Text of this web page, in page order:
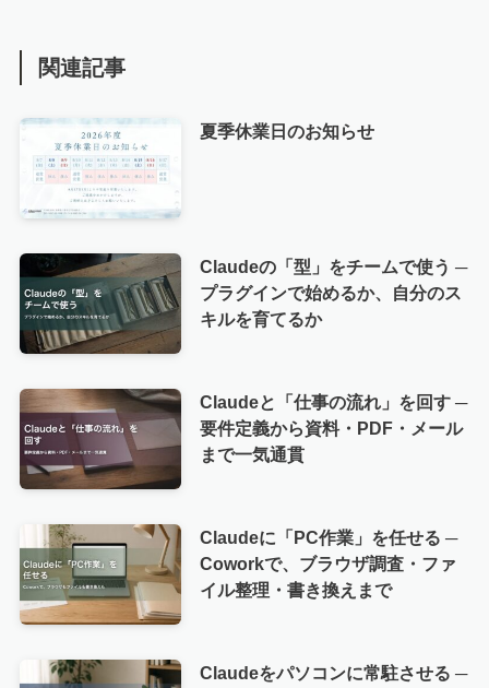
関連記事
夏季休業日のお知らせ
Claudeの「型」をチームで使う ─
プラグインで始めるか、自分のス
キルを育てるか
Claudeと「仕事の流れ」を回す ─
要件定義から資料・PDF・メール
まで一気通貫
Claudeに「PC作業」を任せる ─
Coworkで、ブラウザ調査・ファ
イル整理・書き換えまで
Claudeをパソコンに常駐させる ─